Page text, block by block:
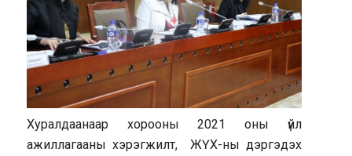
Хуралдаанаар хорооны 2021 оны үйл
ажиллагааны хэрэгжилт, ЖҮХ-ны дэргэдэх